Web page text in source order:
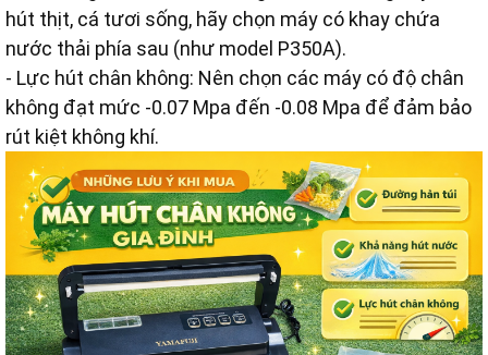
hút thịt, cá tươi sống, hãy chọn máy có khay chứa
nước thải phía sau (như model P350A).
- Lực hút chân không: Nên chọn các máy có độ chân
không đạt mức -0.07 Mpa đến -0.08 Mpa để đảm bảo
rút kiệt không khí.